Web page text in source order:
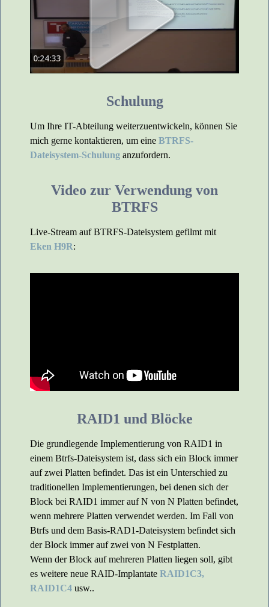
Schulung
Um Ihre IT-Abteilung weiterzuentwickeln, können Sie
mich gerne kontaktieren, um eine BTRFS-
Dateisystem-Schulung anzufordern.
Video zur Verwendung von
BTRFS
Live-Stream auf BTRFS-Dateisystem gefilmt mit
Eken H9R:
RAID1 und Blöcke
Die grundlegende Implementierung von RAID1 in
einem Btrfs-Dateisystem ist, dass sich ein Block immer
auf zwei Platten befindet. Das ist ein Unterschied zu
traditionellen Implementierungen, bei denen sich der
Block bei RAID1 immer auf N von N Platten befindet,
wenn mehrere Platten verwendet werden. Im Fall von
Btrfs und dem Basis-RAD1-Dateisystem befindet sich
der Block immer auf zwei von N Festplatten.
Wenn der Block auf mehreren Platten liegen soll, gibt
es weitere neue RAID-Implantate RAID1C3,
RAID1C4 usw..